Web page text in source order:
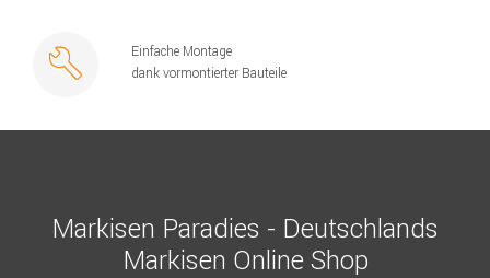
Einfache Montage
dank vormontierter Bauteile
Markisen Paradies - Deutschlands
Markisen Online Shop